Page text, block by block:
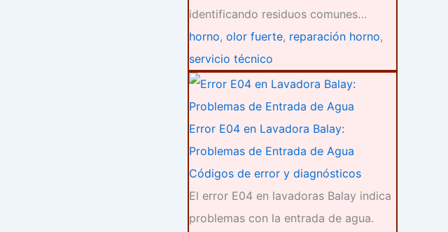
identificando residuos comunes…
horno, olor fuerte, reparación horno,
servicio técnico
Error E04 en Lavadora Balay:
Problemas de Entrada de Agua
Códigos de error y diagnósticos
El error E04 en lavadoras Balay indica
problemas con la entrada de agua.